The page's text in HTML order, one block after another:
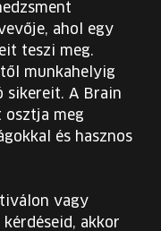
ahol egy
teszi meg.
munkahelyig
sikereit. A Brain
osztja meg
és hasznos
vagy
akkor